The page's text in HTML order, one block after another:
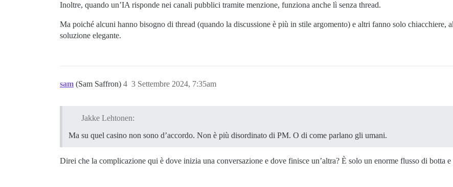
Inoltre, quando un’IA risponde nei canali pubblici tramite menzione, funziona anche lì senza thread.
Ma poiché alcuni hanno bisogno di thread (quando la discussione è più in stile argomento) e altri fanno solo chiacchiere,
soluzione elegante.
sam (Sam Saffron) 3 Settembre 2024, 7:35am
4
Jakke Lehtonen:
Ma su quel casino non sono d’accordo. Non è più disordinato di PM. O di come parlano gli umani.
Direi che la complicazione qui è dove inizia una conversazione e dove finisce un’altra? È solo un enorme flusso di botta